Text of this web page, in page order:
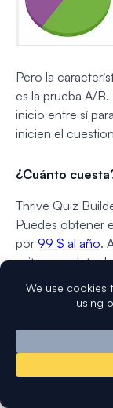
Pero la
es la prueba A/
inicio entre sí
inicien el
¿Cuánto
Thrive Quiz
Puedes obtener
por 99 $ al año.
suite completa
Esto te da
Thrive Architect,
Ultimatum,
Comments.